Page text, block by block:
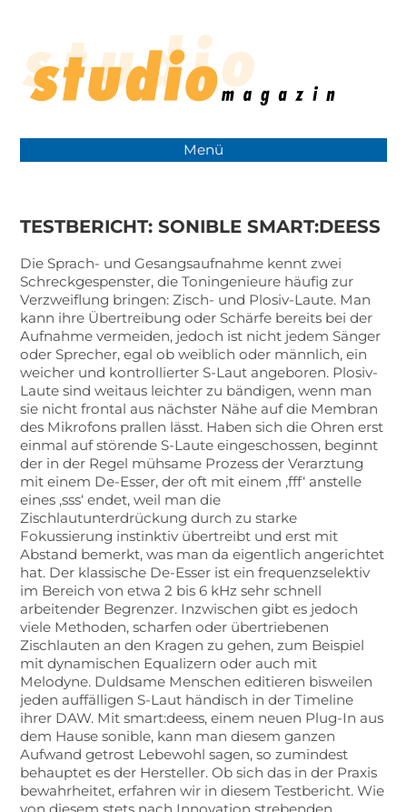
Menü
TESTBERICHT: SONIBLE SMART:DEESS
Die Sprach- und Gesangsaufnahme kennt zwei
Schreckgespenster, die Toningenieure häufig zur
Verzweiflung bringen: Zisch- und Plosiv-Laute. Man
kann ihre Übertreibung oder Schärfe bereits bei der
Aufnahme vermeiden, jedoch ist nicht jedem Sänger
oder Sprecher, egal ob weiblich oder männlich, ein
weicher und kontrollierter S-Laut angeboren. Plosiv-
Laute sind weitaus leichter zu bändigen, wenn man
sie nicht frontal aus nächster Nähe auf die Membran
des Mikrofons prallen lässt. Haben sich die Ohren erst
einmal auf störende S-Laute eingeschossen, beginnt
der in der Regel mühsame Prozess der Verarztung
mit einem De-Esser, der oft mit einem ‚fff‘ anstelle
eines ‚sss‘ endet, weil man die
Zischlautunterdrückung durch zu starke
Fokussierung instinktiv übertreibt und erst mit
Abstand bemerkt, was man da eigentlich angerichtet
hat. Der klassische De-Esser ist ein frequenzselektiv
im Bereich von etwa 2 bis 6 kHz sehr schnell
arbeitender Begrenzer. Inzwischen gibt es jedoch
viele Methoden, scharfen oder übertriebenen
Zischlauten an den Kragen zu gehen, zum Beispiel
mit dynamischen Equalizern oder auch mit
Melodyne. Duldsame Menschen editieren bisweilen
jeden auffälligen S-Laut händisch in der Timeline
ihrer DAW. Mit smart:deess, einem neuen Plug-In aus
dem Hause sonible, kann man diesem ganzen
Aufwand getrost Lebewohl sagen, so zumindest
behauptet es der Hersteller. Ob sich das in der Praxis
bewahrheitet, erfahren wir in diesem Testbericht. Wie